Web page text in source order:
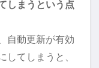
しまうという点
自動更新が有効
してしまうと、